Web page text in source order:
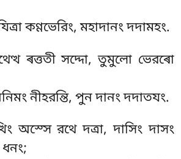
কণ্ণভেরিং, মহাদানং দদামহং.
ৰত্ততী সদ্দো, তুমুলো ভেরৰো
নীহরন্তি, পুন দানং দদাতযং.
অস্সে রথে দত্ৰা, দাসিং দাসং